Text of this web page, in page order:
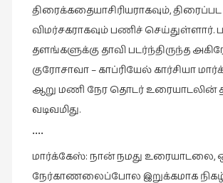
இலக்கியப்
பேருரைகள்
ஊடகம்
எனக்குப்
பிடித்த
கதைகள்
திரைக்கதையாசிரியராகவும், திரைப்பட
விமர்சகராகவும் பணிச் செய்துள்ளார்.
தளங்களுக்கு தாவி படர்ந்திருந்த
குரோசாவா – காப்ரியேல் கார்சியா
ஆறு மணி நேர தொடர் உரையாடலின்
வடிவமிது.
••••
மார்க்கேஸ்: நான் நமது உரையாடலை,
நேர்காணலைப்போல இறுக்கமாக